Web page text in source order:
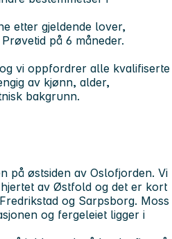
etter gjeldende lover,
på 6 måneder.
vi oppfordrer alle kvalifiserte
av kjønn, alder,
bakgrunn.
på østsiden av Oslofjorden. Vi
av Østfold og det er kort
og Sarpsborg. Moss
og fergeleiet ligger i